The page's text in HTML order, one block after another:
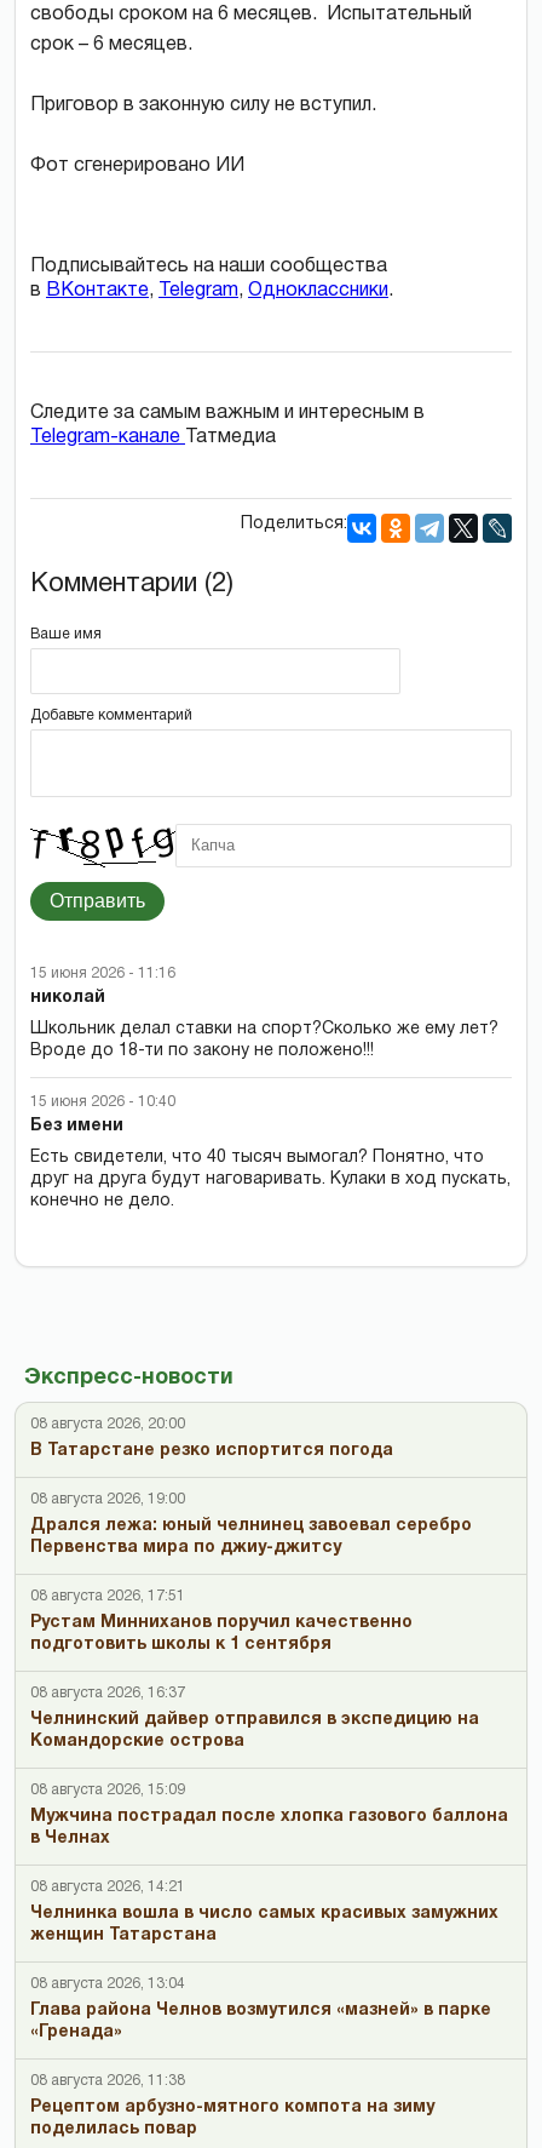
Экспресс-новости
08 августа 2026, 20:00
В Татарстане резко испортится погода
08 августа 2026, 19:00
Дрался лежа: юный челнинец завоевал серебро
Первенства мира по джиу-джитсу
08 августа 2026, 17:51
Рустам Минниханов поручил качественно
подготовить школы к 1 сентября
08 августа 2026, 16:37
Челнинский дайвер отправился в экспедицию на
Командорские острова
08 августа 2026, 15:09
Мужчина пострадал после хлопка газового баллона
в Челнах
08 августа 2026, 14:21
Челнинка вошла в число самых красивых замужних
женщин Татарстана
08 августа 2026, 13:04
Глава района Челнов возмутился «мазней» в парке
«Гренада»
08 августа 2026, 11:38
Рецептом арбузно-мятного компота на зиму
поделилась повар
свободы сроком на 6 месяцев. Испытательный
срок – 6 месяцев.
Приговор в законную силу не вступил.
Фот сгенерировано ИИ
Подписывайтесь на наши сообщества
в ВКонтакте, Telegram, Одноклассники.
Следите за самым важным и интересным в
Telegram-канале
Татмедиа
Поделиться:
Комментарии (2)
Ваше имя
Добавьте комментарий
Отправить
15 июня 2026 - 11:16
николай
Школьник делал ставки на спорт?Сколько же ему лет?
Вроде до 18-ти по закону не положено!!!
15 июня 2026 - 10:40
Без имени
Есть свидетели, что 40 тысяч вымогал? Понятно, что
друг на друга будут наговаривать. Кулаки в ход пускать,
конечно не дело.